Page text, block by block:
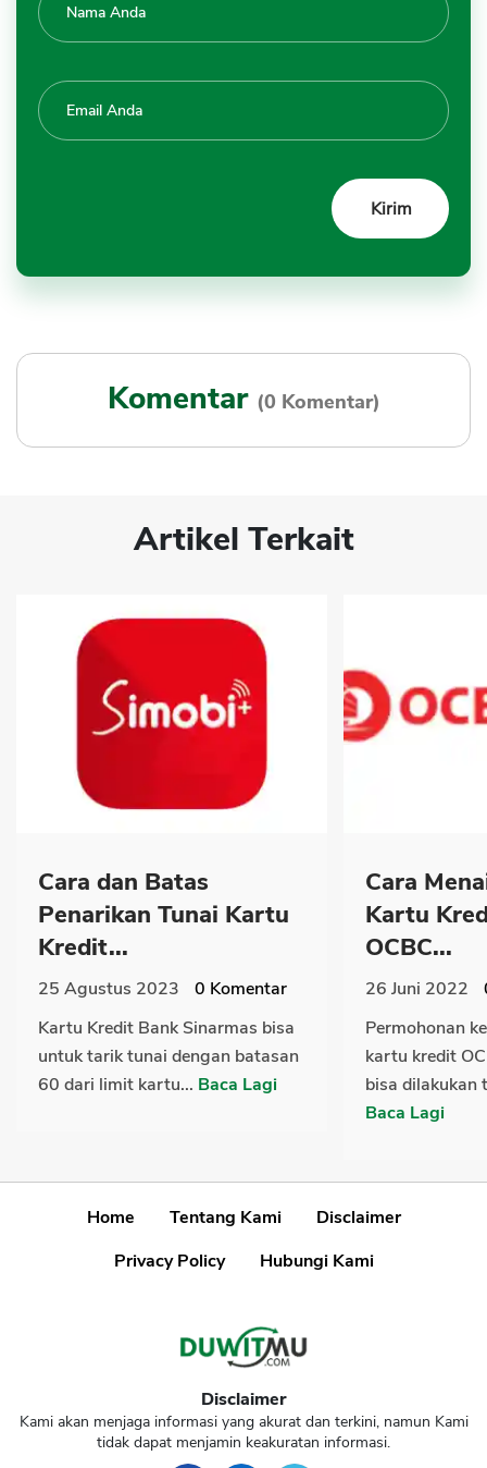
Komentar (0 Komentar)
Artikel Terkait
Cara dan Batas
Penarikan Tunai Kartu
Kredit...
25 Agustus 2023 0 Komentar
Kartu Kredit Bank Sinarmas bisa
untuk tarik tunai dengan batasan
60 dari limit kartu... Baca Lagi
Cara
Kartu
OCBC...
26 Juni 2022
Permohonan
kartu kredit
bisa dilakukan
Baca Lagi
Home Tentang Kami
Disclaimer
Privacy Policy
Hubungi Kami
Disclaimer
Kami akan menjaga informasi yang akurat dan terkini, namun Kami
tidak dapat menjamin keakuratan informasi.